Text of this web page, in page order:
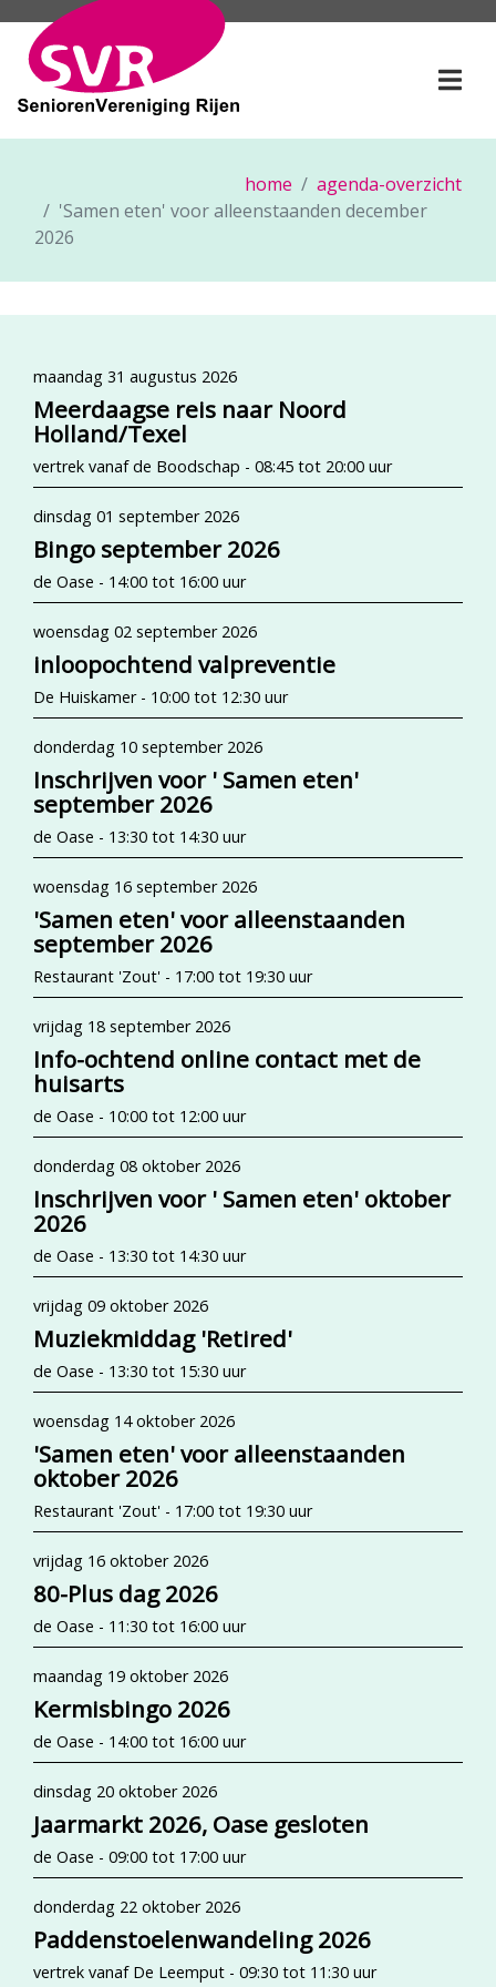
home
agenda-overzicht
'Samen eten' voor alleenstaanden december
2026
maandag 31 augustus 2026
Meerdaagse reis naar Noord
Holland/Texel
vertrek vanaf de Boodschap - 08:45 tot 20:00 uur
dinsdag 01 september 2026
Bingo september 2026
de Oase - 14:00 tot 16:00 uur
woensdag 02 september 2026
inloopochtend valpreventie
De Huiskamer - 10:00 tot 12:30 uur
donderdag 10 september 2026
Inschrijven voor ' Samen eten'
september 2026
de Oase - 13:30 tot 14:30 uur
woensdag 16 september 2026
'Samen eten' voor alleenstaanden
september 2026
Restaurant 'Zout' - 17:00 tot 19:30 uur
vrijdag 18 september 2026
Info-ochtend online contact met de
huisarts
de Oase - 10:00 tot 12:00 uur
donderdag 08 oktober 2026
Inschrijven voor ' Samen eten' oktober
2026
de Oase - 13:30 tot 14:30 uur
vrijdag 09 oktober 2026
Muziekmiddag 'Retired'
de Oase - 13:30 tot 15:30 uur
woensdag 14 oktober 2026
'Samen eten' voor alleenstaanden
oktober 2026
Restaurant 'Zout' - 17:00 tot 19:30 uur
vrijdag 16 oktober 2026
80-Plus dag 2026
de Oase - 11:30 tot 16:00 uur
maandag 19 oktober 2026
Kermisbingo 2026
de Oase - 14:00 tot 16:00 uur
dinsdag 20 oktober 2026
Jaarmarkt 2026, Oase gesloten
de Oase - 09:00 tot 17:00 uur
donderdag 22 oktober 2026
Paddenstoelenwandeling 2026
vertrek vanaf De Leemput - 09:30 tot 11:30 uur